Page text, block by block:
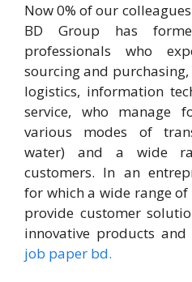
Now 0% of our
BD Group has
professionals who
sourcing and
logistics, information
service, who manage
various modes of
water) and a wide
customers. In an
for which a wide range
provide customer
innovative products
job paper bd.